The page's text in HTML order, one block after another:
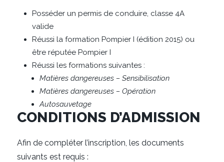
Posséder un permis de conduire, classe 4A
valide
Réussi la formation Pompier I (édition 2015) ou
être réputée Pompier I
Réussi les formations suivantes :
Matières dangereuses – Sensibilisation
Matières dangereuses – Opération
Autosauvetage
CONDITIONS D’ADMISSION
Afin de compléter l’inscription, les documents
suivants est requis :